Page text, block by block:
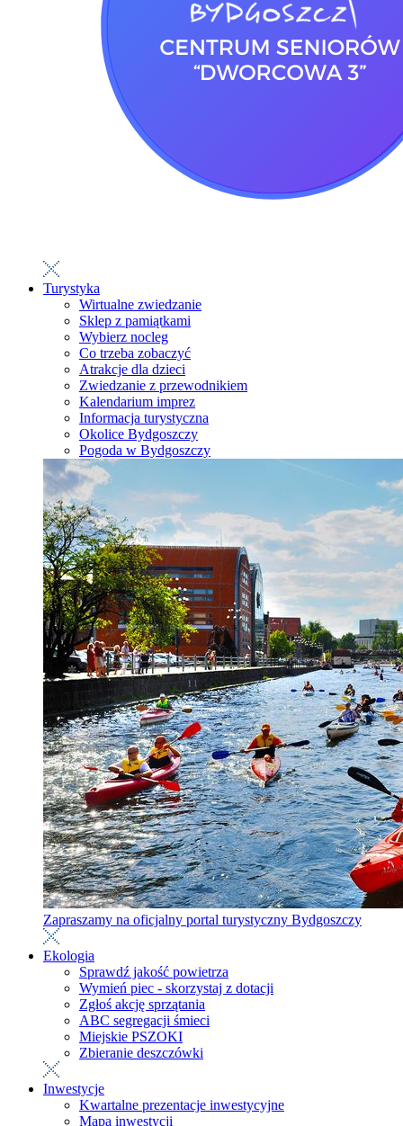
Turystyka
Wirtualne zwiedzanie
Sklep z pamiątkami
Wybierz nocleg
Co trzeba zobaczyć
Atrakcje dla dzieci
Zwiedzanie z przewodnikiem
Kalendarium imprez
Informacja turystyczna
Okolice Bydgoszczy
Pogoda w Bydgoszczy
Zapraszamy na oficjalny portal turystyczny Bydgoszczy
Ekologia
Sprawdź jakość powietrza
Wymień piec - skorzystaj z dotacji
Zgłoś akcję sprzątania
ABC segregacji śmieci
Miejskie PSZOKI
Zbieranie deszczówki
Inwestycje
Kwartalne prezentacje inwestycyjne
Mapa inwestycji